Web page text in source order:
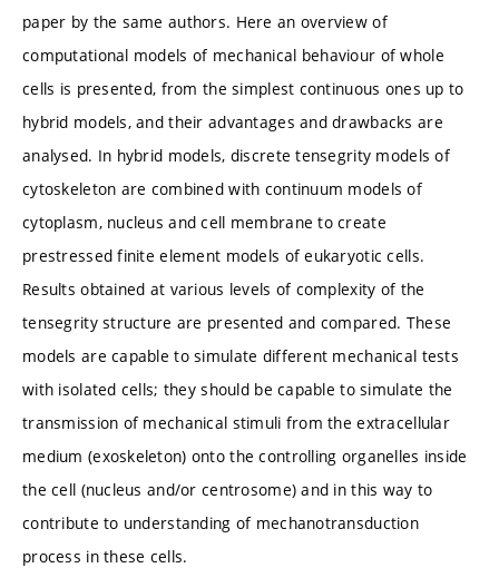
paper by the same authors. Here an overview of
computational models of mechanical behaviour of whole
cells is presented, from the simplest continuous ones up to
hybrid models, and their advantages and drawbacks are
analysed. In hybrid models, discrete tensegrity models of
cytoskeleton are combined with continuum models of
cytoplasm, nucleus and cell membrane to create
prestressed finite element models of eukaryotic cells.
Results obtained at various levels of complexity of the
tensegrity structure are presented and compared. These
models are capable to simulate different mechanical tests
with isolated cells; they should be capable to simulate the
transmission of mechanical stimuli from the extracellular
medium (exoskeleton) onto the controlling organelles inside
the cell (nucleus and/or centrosome) and in this way to
contribute to understanding of mechanotransduction
process in these cells.